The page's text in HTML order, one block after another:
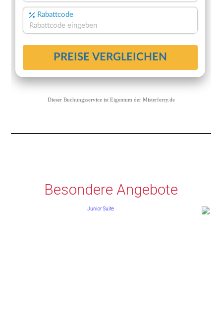
Dieser Buchungsservice ist Eigentum der Misterferry.de
Besondere Angebote